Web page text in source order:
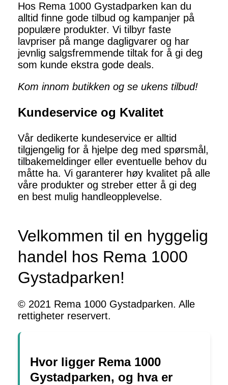
Hos Rema 1000 Gystadparken kan du
alltid finne gode tilbud og kampanjer på
populære produkter. Vi tilbyr faste
lavpriser på mange dagligvarer og har
jevnlig salgsfremmende tiltak for å gi deg
som kunde ekstra gode deals.
Kom innom butikken og se ukens tilbud!
Kundeservice og Kvalitet
Vår dedikerte kundeservice er alltid
tilgjengelig for å hjelpe deg med spørsmål,
tilbakemeldinger eller eventuelle behov du
måtte ha. Vi garanterer høy kvalitet på alle
våre produkter og streber etter å gi deg
en best mulig handleopplevelse.
Velkommen til en hyggelig
handel hos Rema 1000
Gystadparken!
© 2021 Rema 1000 Gystadparken. Alle
rettigheter reservert.
Hvor ligger Rema 1000
Gystadparken, og hva er